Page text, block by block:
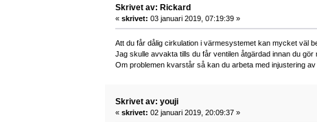
Skrivet av: Rickard
« skrivet: 03 januari 2019, 07:19:39 »
Att du får dålig cirkulation i värmesystemet kan mycket väl
Jag skulle avvakta tills du får ventilen åtgärdad innan du gör
Om problemen kvarstår så kan du arbeta med injustering
Skrivet av: youji
« skrivet: 02 januari 2019, 20:09:37 »